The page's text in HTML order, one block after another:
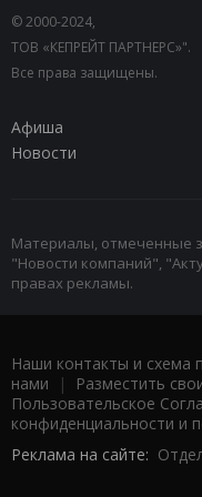
© 2000-2024,
ТОВ «КЕПРЕЙТ ПАРТНЕРС»".
Все права защищены.
Афиша
Новости
Материалы, отмеченные
"Новости компаний",
правах рекламы.
Наши контакты и схема
нами | Разместить
Пользовательское
конфиденциальности и
Реклама на сайте: